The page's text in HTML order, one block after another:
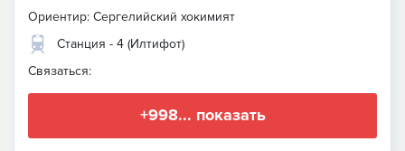
Ориентир: Сергелийский хокимият
Станция - 4 (Илтифот)
Связаться:
+998... показать